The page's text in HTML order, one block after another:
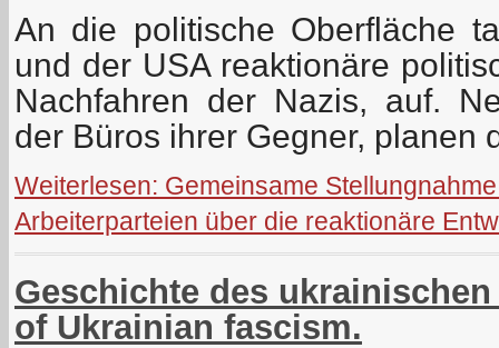
An die politische Oberfläche
und der USA reaktionäre
Nachfahren der Nazis, auf.
der Büros ihrer Gegner, planen
Weiterlesen: Gemeinsame
Arbeiterparteien über die reaktionäre
Geschichte des
of Ukrainian fascism.